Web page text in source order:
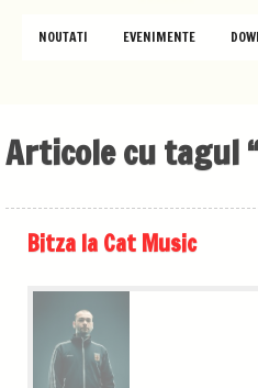
NOUTATI EVENIMENTE
Articole cu tagul
Bitza la Cat Music